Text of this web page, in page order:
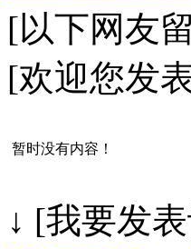
[以下网友
[欢迎您发
暂时没有内容！
↓ [